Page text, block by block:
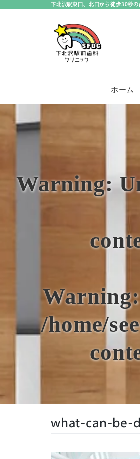
下北沢駅東口、北口から徒歩30秒
ホーム
Warning:
Warning
/home/
what-can-be-